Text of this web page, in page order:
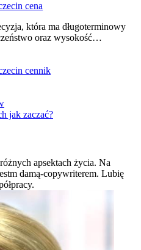
cena
która ma długoterminowy
oraz wysokość…
cennik
jak zaczać?
apsektach życia. Na
damą-copywriterem. Lubię